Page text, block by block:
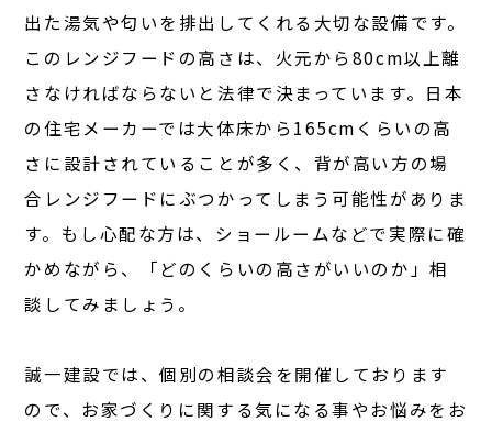
出た湯気や匂いを排出してくれる大切な設備です。
このレンジフードの高さは、火元から80cm以上離
さなければならないと法律で決まっています。日本
の住宅メーカーでは大体床から165cmくらいの高
さに設計されていることが多く、背が高い方の場
合レンジフードにぶつかってしまう可能性がありま
す。もし心配な方は、ショールームなどで実際に確
かめながら、「どのくらいの高さがいいのか」相
談してみましょう。
誠一建設では、個別の相談会を開催しております
ので、お家づくりに関する気になる事やお悩みをお